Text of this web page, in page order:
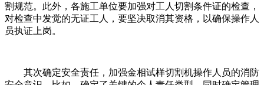
割规范。此外，各施工单位要加强对工人切割条件证的检查，
对检查中发觉的无证工人，要坚决取消其资格，以确保操作人
员执证上岗。
其次确定安全责任，加强金相试样切割机操作人员的消防